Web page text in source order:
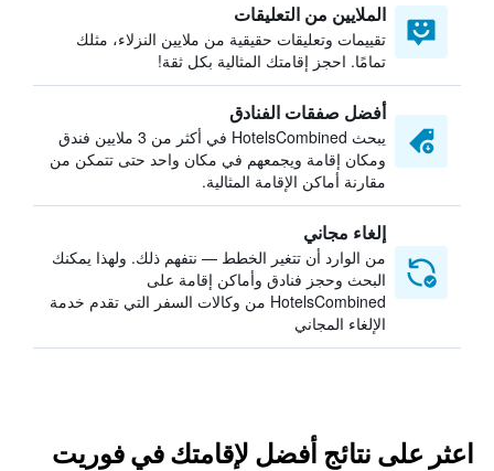
الملايين من التعليقات
تقييمات وتعليقات حقيقية من ملايين النزلاء، مثلك
تمامًا. احجز إقامتك المثالية بكل ثقة!
أفضل صفقات الفنادق
يبحث HotelsCombined في أكثر من 3 ملايين فندق
ومكان إقامة ويجمعهم في مكان واحد حتى تتمكن من
مقارنة أماكن الإقامة المثالية.
إلغاء مجاني
من الوارد أن تتغير الخطط — نتفهم ذلك. ولهذا يمكنك
البحث وحجز فنادق وأماكن إقامة على
HotelsCombined من وكالات السفر التي تقدم خدمة
الإلغاء المجاني
اعثر على نتائج أفضل لإقامتك في فوريت